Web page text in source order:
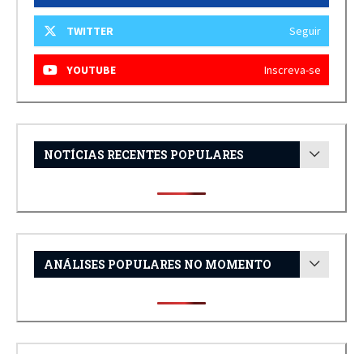
TWITTER Seguir
YOUTUBE Inscreva-se
NOTÍCIAS RECENTES POPULARES
ANÁLISES POPULARES NO MOMENTO